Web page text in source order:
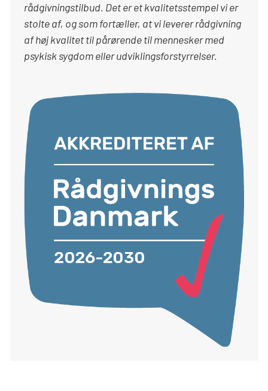
rådgivningstilbud. Det er et kvalitetsstempel vi er
stolte af, og som fortæller, at vi leverer rådgivning
af højkvalitet til pårørende til mennesker med
psykisk sygdom eller udviklingsforstyrrelser.